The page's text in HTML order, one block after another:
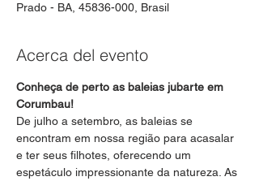
Prado - BA, 45836-000, Brasil
Acerca del evento
Conheça de perto as baleias jubarte em
Corumbau!
De julho a setembro, as baleias se
encontram em nossa região para acasalar
e ter seus filhotes, oferecendo um
espetáculo impressionante da natureza. As